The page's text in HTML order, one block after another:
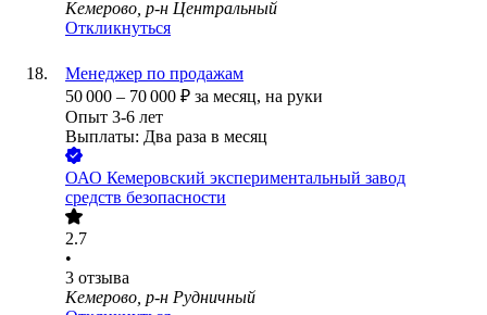
Кемерово, р-н Центральный
Откликнуться
Менеджер по продажам
50 000 – 70 000 ₽ за месяц, на руки
Опыт 3-6 лет
Выплаты: Два раза в месяц
ОАО Кемеровский экспериментальный завод
средств безопасности
2.7
•
3 отзыва
Кемерово, р-н Рудничный